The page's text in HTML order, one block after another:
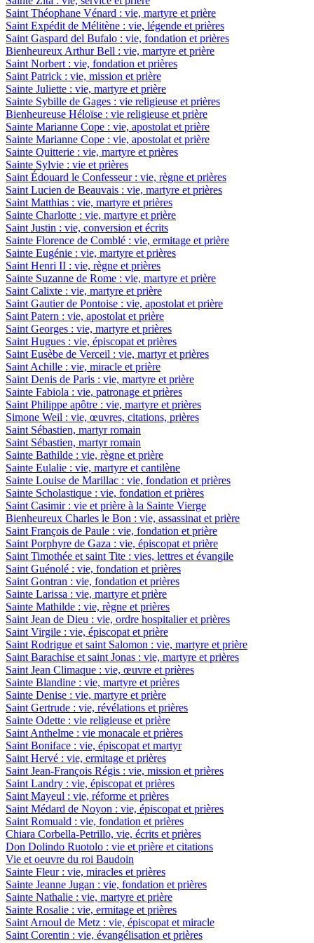
Saint Théophane Vénard : vie, martyre et prière
Saint Expédit de Mélitène : vie, légende et prières
Saint Gaspard del Bufalo : vie, fondation et prières
Bienheureux Arthur Bell : vie, martyre et prière
Saint Norbert : vie, fondation et prières
Saint Patrick : vie, mission et prière
Sainte Juliette : vie, martyre et prière
Sainte Sybille de Gages : vie religieuse et prières
Bienheureuse Héloïse : vie religieuse et prière
Sainte Marianne Cope : vie, apostolat et prière
Sainte Marianne Cope : vie, apostolat et prière
Sainte Quitterie : vie, martyre et prières
Sainte Sylvie : vie et prières
Saint Édouard le Confesseur : vie, règne et prières
Saint Lucien de Beauvais : vie, martyre et prières
Saint Matthias : vie, martyre et prières
Sainte Charlotte : vie, martyre et prière
Saint Justin : vie, conversion et écrits
Sainte Florence de Comblé : vie, ermitage et prière
Sainte Eugénie : vie, martyre et prières
Saint Henri II : vie, règne et prières
Sainte Suzanne de Rome : vie, martyre et prière
Saint Calixte : vie, martyre et prière
Saint Gautier de Pontoise : vie, apostolat et prière
Saint Patern : vie, apostolat et prière
Saint Georges : vie, martyre et prières
Saint Hugues : vie, épiscopat et prières
Saint Eusèbe de Verceil : vie, martyr et prières
Saint Achille : vie, miracle et prière
Saint Denis de Paris : vie, martyre et prière
Sainte Fabiola : vie, patronage et prières
Saint Philippe apôtre : vie, martyre et prières
Simone Weil : vie, œuvres, citations, prières
Saint Sébastien, martyr romain
Saint Sébastien, martyr romain
Sainte Bathilde : vie, règne et prière
Sainte Eulalie : vie, martyre et cantilène
Sainte Louise de Marillac : vie, fondation et prières
Sainte Scholastique : vie, fondation et prières
Saint Casimir : vie et prière à la Sainte Vierge
Bienheureux Charles le Bon : vie, assassinat et prière
Saint François de Paule : vie, fondation et prière
Saint Porphyre de Gaza : vie, épiscopat et prière
Saint Timothée et saint Tite : vies, lettres et évangile
Saint Guénolé : vie, fondation et prières
Saint Gontran : vie, fondation et prières
Sainte Larissa : vie, martyre et prière
Sainte Mathilde : vie, règne et prières
Saint Jean de Dieu : vie, ordre hospitalier et prières
Saint Virgile : vie, épiscopat et prière
Saint Rodrigue et saint Salomon : vie, martyre et prière
Saint Barachise et saint Jonas : vie, martyre et prières
Saint Jean Climaque : vie, œuvre et prières
Sainte Blandine : vie, martyre et prières
Sainte Denise : vie, martyre et prière
Saint Gertrude : vie, révélations et prières
Sainte Odette : vie religieuse et prière
Saint Anthelme : vie monacale et prières
Saint Boniface : vie, épiscopat et martyr
Saint Hervé : vie, ermitage et prières
Saint Jean-François Régis : vie, mission et prières
Saint Landry : vie, épiscopat et prières
Saint Mayeul : vie, réforme et prières
Saint Médard de Noyon : vie, épiscopat et prières
Saint Romuald : vie, fondation et prières
Chiara Corbella-Petrillo, vie, écrits et prières
Don Dolindo Ruotolo : vie et prière et citations
Vie et oeuvre du roi Baudoin
Sainte Fleur : vie, miracles et prières
Sainte Jeanne Jugan : vie, fondation et prières
Sainte Nathalie : vie, martyre et prière
Sainte Rosalie : vie, ermitage et prières
Saint Arnoul de Metz : vie, épiscopat et miracle
Saint Corentin : vie, évangélisation et prières